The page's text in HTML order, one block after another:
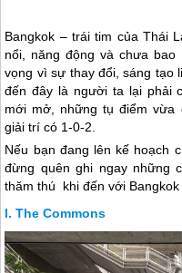
Bangkok – trái tim của Thái
nổi, năng động và chưa
vọng vì sự thay đổi, sáng tạo
đến đây là người ta lại phải
mới mở, những tụ điểm vừa
giải trí có 1-0-2.
Nếu bạn đang lên kế hoạch
đừng quên ghi ngay những
thăm thú khi đến với Bangkok
The Commons